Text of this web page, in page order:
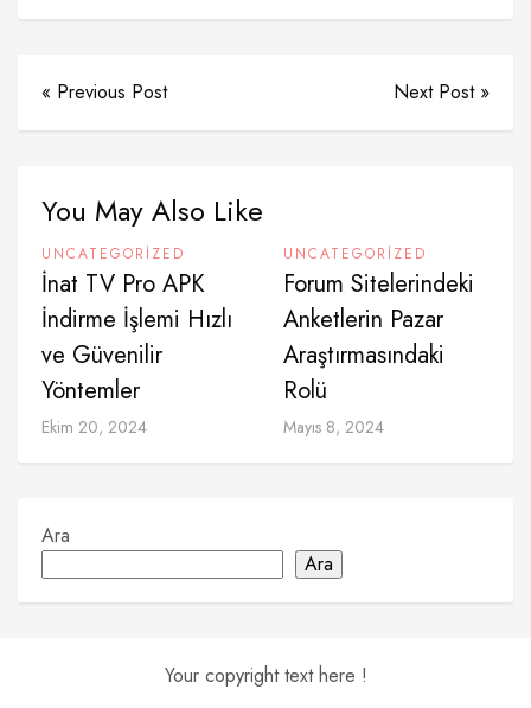
« Previous Post Next Post »
You May Also Like
UNCATEGORIZED
İnat TV Pro APK
İndirme İşlemi Hızlı
ve Güvenilir
Yöntemler
Ekim 20, 2024
UNCATEGORIZED
Forum Sitelerindeki
Anketlerin Pazar
Araştırmasındaki
Rolü
Mayıs 8, 2024
Ara
Ara
Your copyright text here !